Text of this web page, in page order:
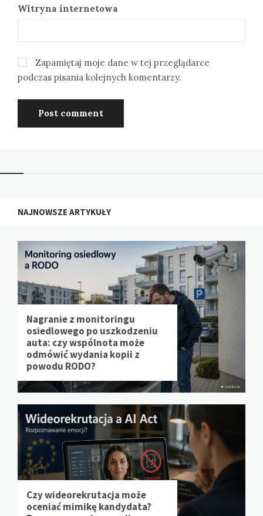
Witryna internetowa
Zapamiętaj moje dane w tej przeglądarce
podczas pisania kolejnych komentarzy.
NAJNOWSZE ARTYKUŁY
Nagranie z monitoringu
osiedlowego po uszkodzeniu
auta: czy wspólnota może
odmówić wydania kopii z
powodu RODO?
Czy wideorekrutacja może
oceniać mimikę kandydata?